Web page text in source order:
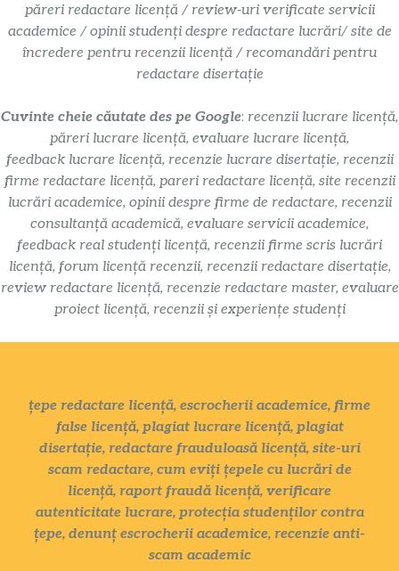
păreri redactare licență / review-uri verificate servicii
academice / opinii studenți despre redactare lucrări/ site de
încredere pentru recenzii licență / recomandări pentru
redactare disertație
Cuvinte cheie căutate des pe Google: recenzii lucrare licență,
păreri lucrare licență, evaluare lucrare licență,
feedback lucrare licență, recenzie lucrare disertație, recenzii
firme redactare licență, pareri redactare licență, site recenzii
lucrări academice, opinii despre firme de redactare, recenzii
consultanță academică, evaluare servicii academice,
feedback real studenți licență, recenzii firme scris lucrări
licență, forum licență recenzii, recenzii redactare disertație,
review redactare licență, recenzie redactare master, evaluare
proiect licență, recenzii și experiențe studenți
țepe redactare licență, escrocherii academice, firme
false licență, plagiat lucrare licență, plagiat
disertație, redactare frauduloasă licență, site-uri
scam redactare, cum eviți țepele cu lucrări de
licență, raport fraudă licență, verificare
autenticitate lucrare, protecția studenților contra
țepe, denunț escrocherii academice, recenzie anti-
scam academic